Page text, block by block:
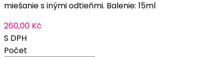
miešanie s inými odtieňmi. Balenie: 15ml
260,00 Kč
S DPH
Počet